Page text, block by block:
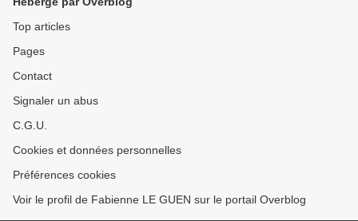
Top articles
Pages
Contact
Signaler un abus
C.G.U.
Cookies et données personnelles
Préférences cookies
Voir le profil de Fabienne LE GUEN sur le portail Overblog